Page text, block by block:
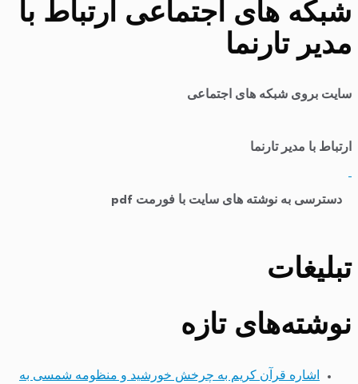
شبکه های اجتماعی ارتباط با
مدیر تارنما
سایت بروی شبکه های اجتماعی
ارتباط با مدیر تارنما
دسترسی به نوشته های سایت با فورمت pdf
تبلیغات
نوشته‌های تازه
اشاره قرآن کریم به چرخش خورشید و منظومه شمسی به